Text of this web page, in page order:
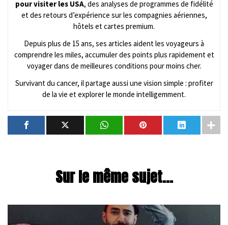
pour visiter les USA, des analyses de programmes de fidélité
et des retours d’expérience sur les compagnies aériennes,
hôtels et cartes premium.
Depuis plus de 15 ans, ses articles aident les voyageurs à
comprendre les miles, accumuler des points plus rapidement et
voyager dans de meilleures conditions pour moins cher.
Survivant du cancer, il partage aussi une vision simple : profiter
de la vie et explorer le monde intelligemment.
Sur le même sujet...